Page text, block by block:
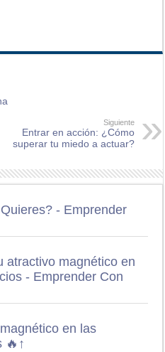
Siguiente
Entrar en acción: ¿Cómo
superar tu miedo a actuar?
- Emprender
atractivo magnético en
- Emprender Con
en las
🔥↑